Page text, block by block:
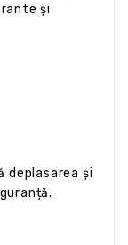
și
deplasarea și